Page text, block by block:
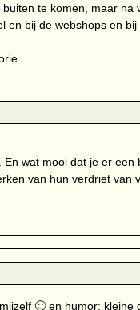
te komen, maar na
en bij de webshops en bij
wat mooi dat je er een
van hun verdriet van
🙂 en humor; kleine